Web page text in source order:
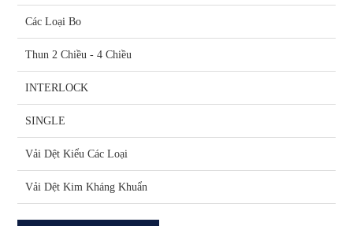
Các Loại Bo
Thun 2 Chiều - 4 Chiều
INTERLOCK
SINGLE
Vải Dệt Kiểu Các Loại
Vải Dệt Kim Kháng Khuẩn